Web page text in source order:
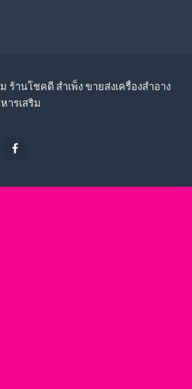
านโชคดี สำเพ็ง ขายส่งเครื่องสำอาง
ารเสริม